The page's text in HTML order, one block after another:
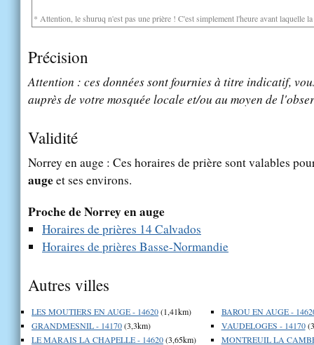
* Attention, le shuruq n'est pas une prière ! C'est simplement l'heure avant laquelle
Précision
Attention : ces données sont fournies à titre indicatif,
auprès de votre mosquée locale et/ou au moyen de
Validité
Norrey en auge : Ces horaires de prière sont valables
augeet ses environs.
Proche de Norrey en auge
Horaires de prières 14 Calvados
Horaires de prières Basse-Normandie
Autres villes
LES MOUTIERS EN AUGE - 14620(1,41km)
GRANDMESNIL - 14170(3,3km)
LE MARAIS LA CHAPELLE - 14620(3,65km)
BAROU EN AUGE -
VAUDELOGES - 14170
MONTREUIL LA